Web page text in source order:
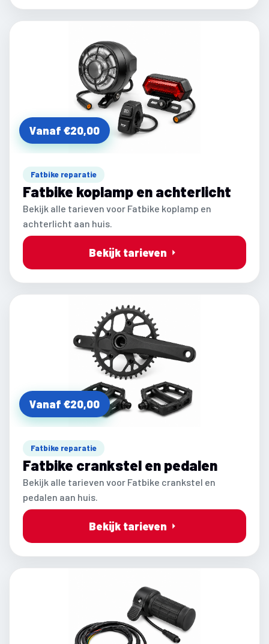
Vanaf €20,00
Fatbike reparatie
Fatbike koplamp en achterlicht
Bekijk alle tarieven voor Fatbike koplamp en
achterlicht aan huis.
Bekijk tarieven
Vanaf €20,00
Fatbike reparatie
Fatbike crankstel en pedalen
Bekijk alle tarieven voor Fatbike crankstel en
pedalen aan huis.
Bekijk tarieven